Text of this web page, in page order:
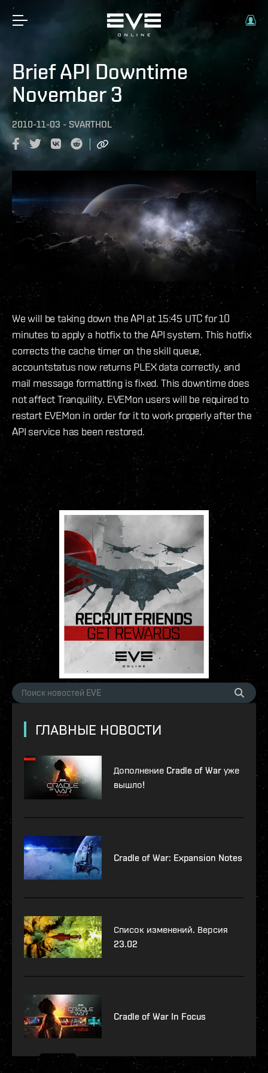
Brief API Downtime
November 3
2010-11-03 - SVARTHOL
We will be taking down the API at 15:45 UTC for 10
minutes to apply a hotfix to the API system. This hotfix
corrects the cache timer on the skill queue,
accountstatus now returns PLEX data correctly, and
mail message formatting is fixed. This downtime does
not affect Tranquility. EVEMon users will be required to
restart EVEMon in order for it to work properly after the
API service has been restored.
ГЛАВНЫЕ НОВОСТИ
Дополнение Cradle of War уже
вышло!
Cradle of War: Expansion Notes
Список изменений. Версия
23.02
Cradle of War In Focus